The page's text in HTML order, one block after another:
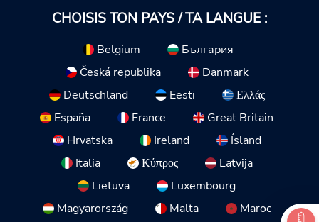
CHOISIS TON PAYS / TA LANGUE :
Belgium
България
Česká republika
Danmark
Deutschland
Eesti
Ελλάς
España
France
Great Britain
Hrvatska
Ireland
Ísland
Italia
Κύπρος
Latvija
Lietuva
Luxembourg
Magyarország
Malta
Maroc